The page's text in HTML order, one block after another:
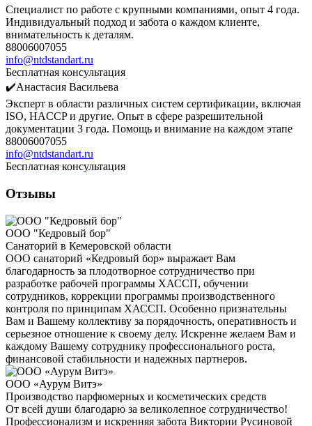
Специалист по работе с крупными компаниями, опыт 4 года.
Индивидуальный подход и забота о каждом клиенте,
внимательность к деталям.
88006007055
info@ntdstandart.ru
Бесплатная консультация
✔️Анастасия Васильева
Эксперт в области различных систем сертификации, включая
ISO, HACCP и другие. Опыт в сфере разрешительной
документации 3 года. Помощь и внимание на каждом этапе
88006007055
info@ntdstandart.ru
Бесплатная консультация
Отзывы
ООО "Кедровый бор"
Санаторий в Кемеровской области
ООО санаторий «Кедровый бор» выражает Вам
благодарность за плодотворное сотрудничество при
разработке рабочей программы ХАССП, обучении
сотрудников, коррекции программы производственного
контроля по принципам ХАССП. Особенно признательны
Вам и Вашему коллективу за порядочность, оперативность и
серьезное отношение к своему делу. Искренне желаем Вам и
каждому Вашему сотруднику профессионального роста,
финансовой стабильности и надежных партнеров.
ООО «Аурум Витэ»
Производство парфюмерных и косметических средств
От всей души благодарю за великолепное сотрудничество!
Профессионализм и искренняя забота Виктории Русиновой